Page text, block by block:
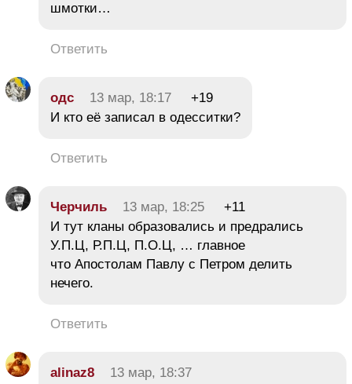
шмотки…
Ответить
одс 13 мар, 18:17
+19
И кто её записал в одесситки?
Ответить
Черчиль 13 мар, 18:25
+11
И тут кланы образовались и предрались
У.П.Ц, Р.П.Ц, П.О.Ц, … главное
что Апостолам Павлу с Петром делить
нечего.
Ответить
alinaz8
13 мар, 18:37